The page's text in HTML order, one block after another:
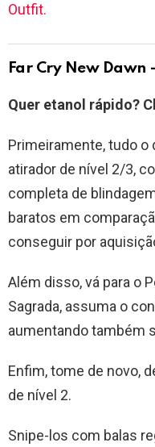
Outfit.
Far Cry New Dawn
Quer etanol rápido?
Primeiramente, tudo o
atirador de nível 2/3,
completa de
baratos em
conseguir por
Além disso, vá para o
Sagrada, assuma o
aumentando também
Enfim, tome de novo,
de nível 2.
Snipe-los com balas